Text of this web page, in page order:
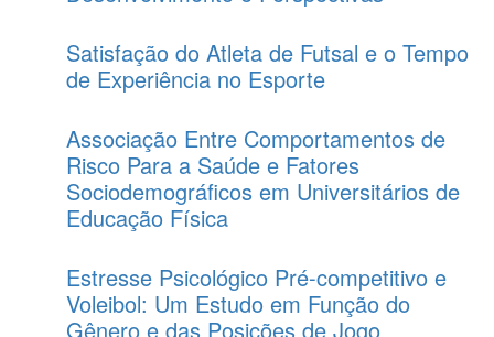
Satisfação do Atleta de Futsal e o Tempo
de Experiência no Esporte
Associação Entre Comportamentos de
Risco Para a Saúde e Fatores
Sociodemográficos em Universitários de
Educação Física
Estresse Psicológico Pré-competitivo e
Voleibol: Um Estudo em Função do
Gênero e das Posições de Jogo